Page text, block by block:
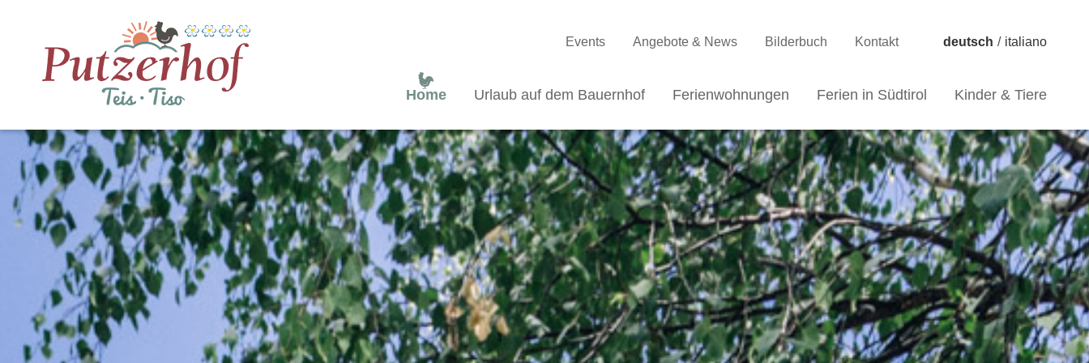
Events Angebote & News Bilderbuch Kontakt deutsch / italiano
Home Urlaub auf dem Bauernhof Ferienwohnungen Ferien in Südtirol Kinder & Tiere